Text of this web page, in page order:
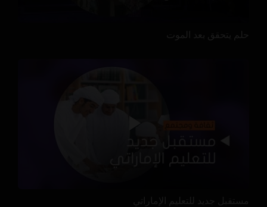
حلم يتحقق بعد الموت
مستقبل جديد للتعليم الإماراتي